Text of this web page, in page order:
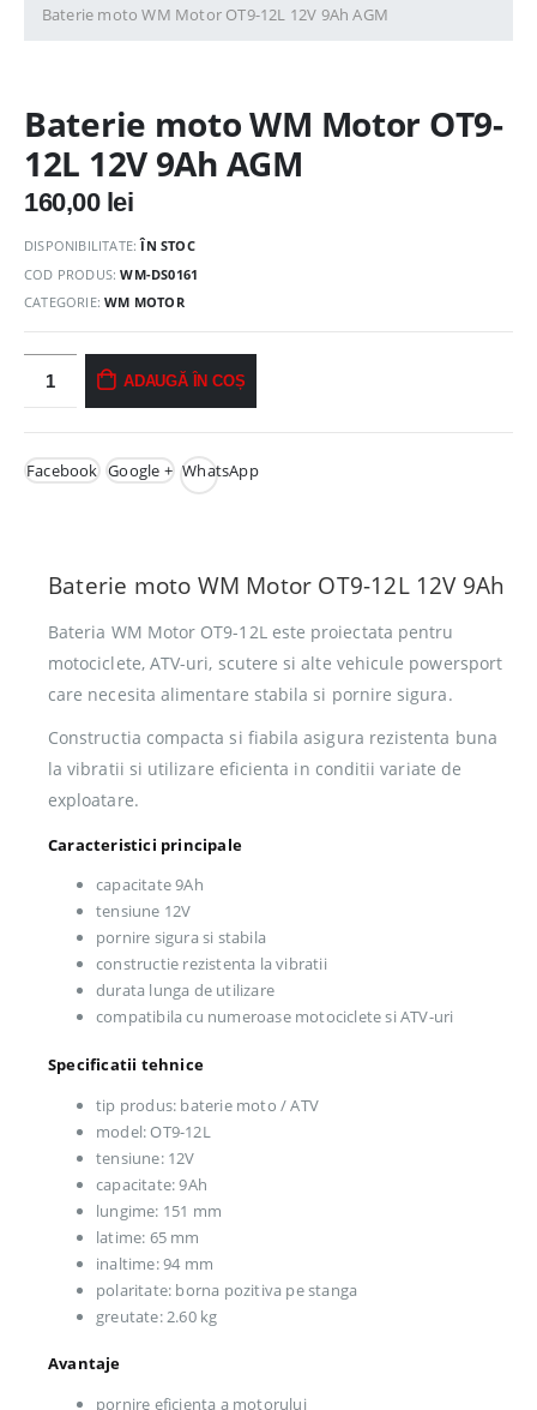
Baterie moto WM Motor OT9-12L 12V 9Ah AGM
Baterie moto WM Motor OT9-
12L 12V 9Ah AGM
160,00 lei
DISPONIBILITATE:ÎN STOC
COD PRODUS:WM-DS0161
CATEGORIE:WM MOTOR
ADAUGĂ ÎN COȘ
Facebook Google + WhatsApp
Baterie moto WM Motor OT9-12L 12V 9Ah
Bateria WM Motor OT9-12L este proiectata pentru
motociclete, ATV-uri, scutere si alte vehicule powersport
care necesita alimentare stabila si pornire sigura.
Constructia compacta si fiabila asigura rezistenta buna
la vibratii si utilizare eficienta in conditii variate de
exploatare.
Caracteristici principale
capacitate 9Ah
tensiune 12V
pornire sigura si stabila
constructie rezistenta la vibratii
durata lunga de utilizare
compatibila cu numeroase motociclete si ATV-uri
Specificatii tehnice
tip produs: baterie moto / ATV
model: OT9-12L
tensiune: 12V
capacitate: 9Ah
lungime: 151 mm
latime: 65 mm
inaltime: 94 mm
polaritate: borna pozitiva pe stanga
greutate: 2.60 kg
Avantaje
pornire eficienta a motorului